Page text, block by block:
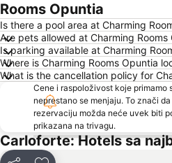
Rooms Opuntia
Is there a pool area at Charming
Are pets allowed at Charming Rooms
Is parking available at Charming
Where is Charming Rooms Opuntia
What is the cancellation policy for
Cene i raspoloživost koje primamo
neprestano se menjaju. To znači
rezervaciju možda neće uvek biti
prikazana na trivagu.
Carloforte: Hotels sa